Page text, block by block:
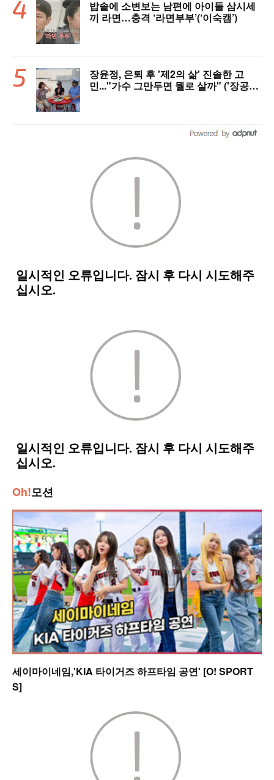
밥솥에 소변보는 남편에 아이들 삼시세
끼 라면…충격 ‘라면부부’(‘이숙캠’)
장윤정, 은퇴 후 '제2의 삶' 진솔한 고
민..."가수 그만두면 뭘로 살까" ('장공장
Oh!모션
세이마이네임,'KIA 타이거즈 하프타임 공연' [O! SPORT
S]